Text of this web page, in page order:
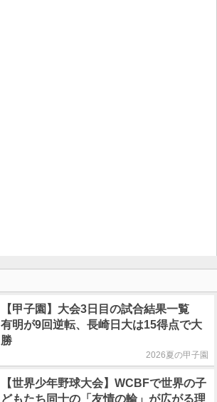
【甲子園】大会3日目の試合結果一覧
有明が9回逆転、長崎日大は15得点で大
勝
2026夏の甲子園
【世界少年野球大会】WCBFで世界の子
どもたち同士の「友情の輪」が広がる理